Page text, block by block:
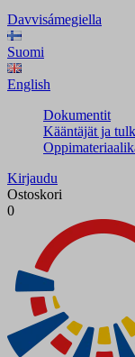
Davvisámegiella
Suomi
English
Dokumentit
Kääntäjät ja
Kirjaudu
Ostoskori
0